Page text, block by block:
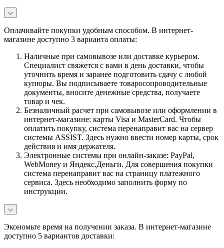
Оплачивайте покупки удобным способом. В интернет-
магазине доступно 3 варианта оплаты:
Наличные при самовывозе или доставке курьером.
Специалист свяжется с вами в день доставки, чтобы
уточнить время и заранее подготовить сдачу с любой
купюры. Вы подписываете товаросопроводительные
документы, вносите денежные средства, получаете
товар и чек.
Безналичный расчет при самовывозе или оформлении в
интернет-магазине: карты Visa и MasterCard. Чтобы
оплатить покупку, система перенаправит вас на сервер
системы ASSIST. Здесь нужно ввести номер карты, срок
действия и имя держателя.
Электронные системы при онлайн-заказе: PayPal,
WebMoney и Яндекс.Деньги. Для совершения покупки
система перенаправит вас на страницу платежного
сервиса. Здесь необходимо заполнить форму по
инструкции.
Экономьте время на получении заказа. В интернет-магазине
доступно 5 вариантов доставки: